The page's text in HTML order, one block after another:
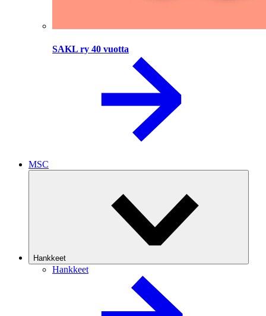
SAKL ry 40 vuotta
MSC
Hankkeet
Hankkeet